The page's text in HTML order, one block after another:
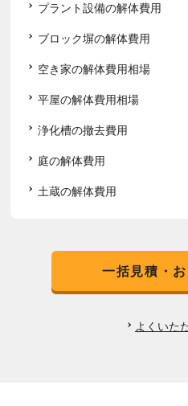
プラント設備の解体費用
ブロック塀の解体費用
空き家の解体費用相場
平屋の解体費用相場
浄化槽の撤去費用
庭の解体費用
土蔵の解体費用
一括見積・
よくいた